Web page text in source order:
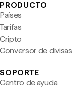
PRODUCTO
Países
Tarifas
Cripto
Conversor de divisas
SOPORTE
Centro de ayuda